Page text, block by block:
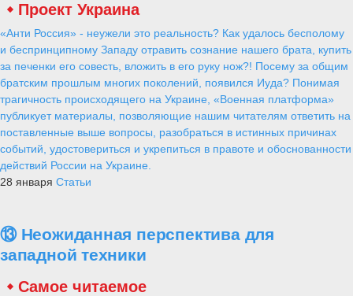
Проект Украина
«Анти Россия» - неужели это реальность? Как удалось бесполому
и беспринципному Западу отравить сознание нашего брата, купить
за печенки его совесть, вложить в его руку нож?! Посему за общим
братским прошлым многих поколений, появился Иуда? Понимая
трагичность происходящего на Украине, «Военная платформа»
публикует материалы, позволяющие нашим читателям ответить на
поставленные выше вопросы, разобраться в истинных причинах
событий, удостовериться и укрепиться в правоте и обоснованности
действий России на Украине.
28 января Статьи
⑬ Неожиданная перспектива для
западной техники
Самое читаемое